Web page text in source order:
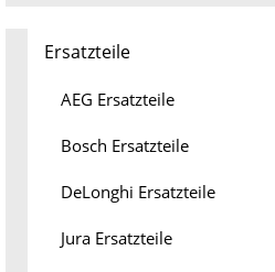
Ersatzteile
AEG Ersatzteile
Bosch Ersatzteile
DeLonghi Ersatzteile
Jura Ersatzteile